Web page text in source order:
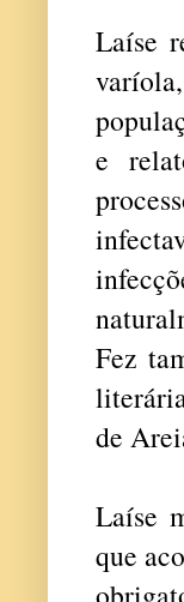
Laíse
e
Fez
de
Laíse
que